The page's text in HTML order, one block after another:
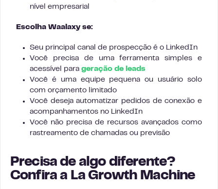
nível empresarial
Escolha Waalaxy se:
Seu principal canal de prospecção é o LinkedIn
Você precisa de uma ferramenta simples e
acessível para geração de leads
Você é uma equipe pequena ou usuário solo
com orçamento limitado
Você deseja automatizar pedidos de conexão e
acompanhamentos no LinkedIn
Você não precisa de recursos avançados como
rastreamento de chamadas ou previsão
Precisa de algo diferente?
Confira a La Growth Machine